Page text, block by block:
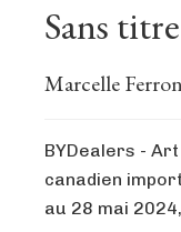
Sans titre
Marcelle Ferron
BYDealers - Art
canadien
au 28 mai